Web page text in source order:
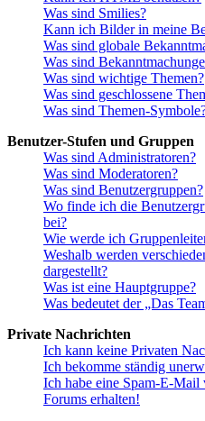
Was sind Smilies?
Kann ich Bilder in meine
Was sind globale
Was sind
Was sind wichtige Themen?
Was sind geschlossene
Was sind Themen-
Benutzer-Stufen und Gruppen
Was sind Administratoren?
Was sind Moderatoren?
Was sind Benutzergruppen?
Wo finde ich die
bei?
Wie werde ich
Weshalb werden
dargestellt?
Was ist eine Hauptgruppe?
Was bedeutet der „Das
Private Nachrichten
Ich kann keine Privaten
Ich bekomme ständig
Ich habe eine Spam-E-
Forums erhalten!